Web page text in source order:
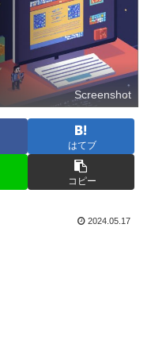
Screenshot
はてブ
コピー
2024.05.17